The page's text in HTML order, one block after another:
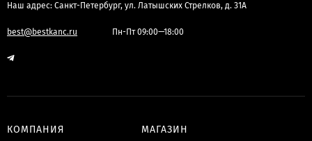
Наш адрес: Санкт-Петербург, ул. Латышских Стрелков, д. 31А
best@bestkanc.ru Пн-Пт 09:00—18:00
КОМПАНИЯ МАГАЗИН